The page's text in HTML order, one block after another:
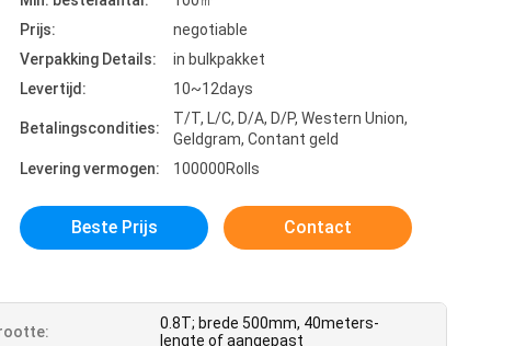
Prijs:
negotiable
Verpakking Details:
in bulkpakket
Levertijd:
10~12days
Betalingscondities:
T/T, L/C, D/A, D/P, Western Union,
Geldgram, Contant geld
Levering vermogen:
100000Rolls
Beste Prijs Contact
0.8T; brede 500mm, 40meters-
lengte of aangepast